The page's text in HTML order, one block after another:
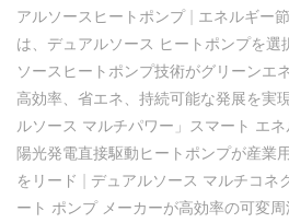
アルソースヒートポンプ| エネルギー
は、デュアルソース ヒートポンプを選
ソースヒートポンプ技術がグリーンエ
高効率、省エネ、持続可能な発展を実
ルソース マルチパワー」スマート エ
陽光発電直接駆動ヒートポンプが産業
をリード | デュアルソース マルチコネ
ート ポンプ メーカーが高効率の可変